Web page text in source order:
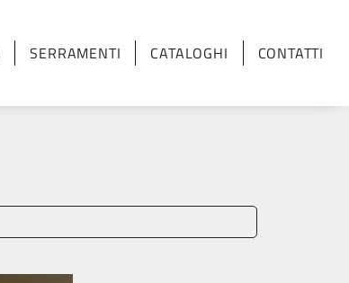
SERRAMENTI CATALOGHI CONTATTI